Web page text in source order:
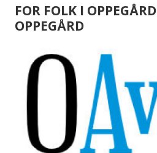
FOR FOLK I
OPPEGÅRD